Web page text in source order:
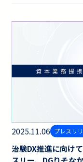
2025.11.06 プレスリ
治験DX推進に向け